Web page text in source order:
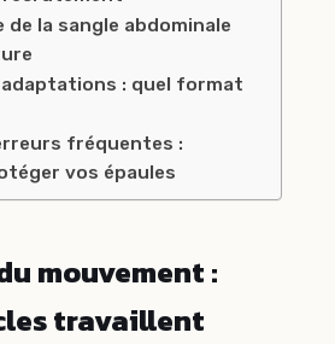
de la sangle abdominale
: quel format
fréquentes :
vos épaules
mouvement :
travaillent